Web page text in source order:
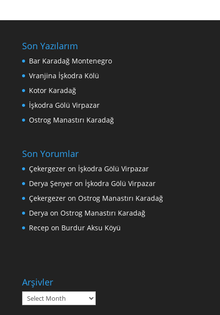
Son Yazılarım
Bar Karadağ Montenegro
Vranjina İşkodra Kölü
Kotor Karadağ
İşkodra Gölü Virpazar
Ostrog Manastırı Karadağ
Son Yorumlar
Çekergezeron İşkodra Gölü Virpazar
Derya Şenyeron İşkodra Gölü Virpazar
Çekergezeron Ostrog Manastırı Karadağ
Derya on Ostrog Manastırı Karadağ
Recep on Burdur Aksu Köyü
Arşivler
Arşivler